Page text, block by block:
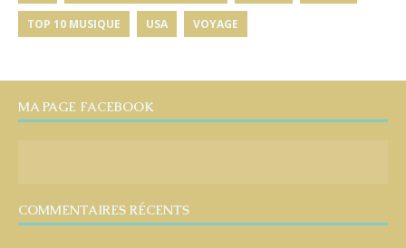
TOP 10 MUSIQUE USA VOYAGE
MA PAGE FACEBOOK
COMMENTAIRES RÉCENTS